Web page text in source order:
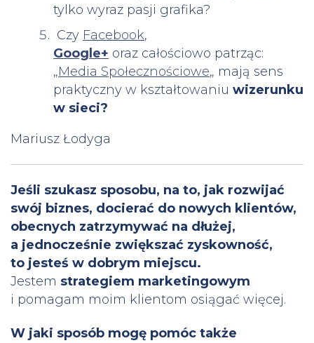
tylko wyraz pasji grafika?
Czy Facebook,
Google+ oraz całościowo patrząc:
„Media Społecznościowe„ mają sens
praktyczny w kształtowaniu wizerunku
w sieci?
Mariusz Łodyga
Jeśli szukasz sposobu, na to, jak rozwijać
swój biznes, docierać do nowych klientów,
obecnych zatrzymywać na dłużej,
a jednocześnie zwiększać zyskowność,
to jesteś w dobrym miejscu.
Jestem strategiem marketingowym
i pomagam moim klientom osiągać więcej.
W jaki sposób mogę pomóc także